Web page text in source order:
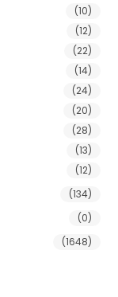
(10)
(12)
(22)
(14)
(24)
(20)
(28)
(13)
(12)
(134)
(0)
(1648)